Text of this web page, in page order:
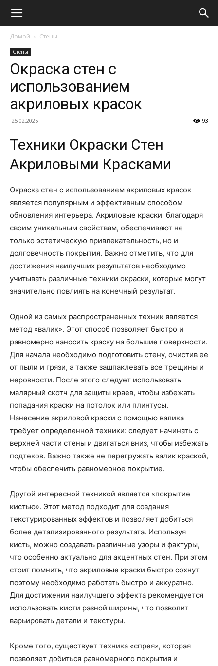
Домой Стены
Стены
Окраска стен с
использованием
акриловых красок
25.02.2025 93
Техники Окраски Стен
Акриловыми Красками
Окраска стен с использованием акриловых красок
является популярным и эффективным способом
обновления интерьера. Акриловые краски, благодаря
своим уникальным свойствам, обеспечивают не
только эстетическую привлекательность, но и
долговечность покрытия. Важно отметить, что для
достижения наилучших результатов необходимо
учитывать различные техники окраски, которые могут
значительно повлиять на конечный результат.
Одной из самых распространенных техник является
метод «валик». Этот способ позволяет быстро и
равномерно наносить краску на большие поверхности.
Для начала необходимо подготовить стену, очистив ее
от пыли и грязи, а также зашпаклевать все трещины и
неровности. После этого следует использовать
малярный скотч для защиты краев, чтобы избежать
попадания краски на потолок или плинтусы.
Нанесение акриловой краски с помощью валика
требует определенной техники: следует начинать с
верхней части стены и двигаться вниз, чтобы избежать
подтеков. Важно также не перегружать валик краской,
чтобы обеспечить равномерное покрытие.
Другой интересной техникой является «покрытие
кистью». Этот метод подходит для создания
текстурированных эффектов и позволяет добиться
более детализированного результата. Используя
кисть, можно создавать различные узоры и фактуры,
что особенно актуально для акцентных стен. При этом
стоит помнить, что акриловые краски быстро сохнут,
поэтому необходимо работать быстро и аккуратно.
Для достижения наилучшего эффекта рекомендуется
использовать кисти разной ширины, что позволит
варьировать детали и текстуры.
Кроме того, существует техника «спрея», которая
позволяет добиться равномерного покрытия и